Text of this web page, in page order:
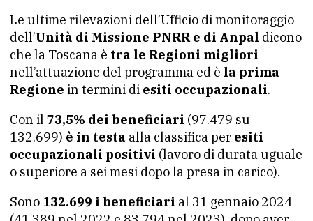
Le ultime rilevazioni dell’Ufficio di monitoraggio
dell’Unità di Missione PNRR e di Anpal dicono
che la Toscana è tra le Regioni migliori
nell’attuazione del programma ed è la prima
Regione in termini di esiti occupazionali.
Con il 73,5% dei beneficiari (97.479 su
132.699) è in testa alla classifica per esiti
occupazionali positivi (lavoro di durata uguale
o superiore a sei mesi dopo la presa in carico).
Sono 132.699 i beneficiari al 31 gennaio 2024